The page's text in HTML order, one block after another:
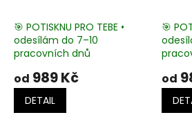
🎯 POTISKNU PRO TEBE •
odesílám do 7–10
pracovních dnů
od 989 Kč
DETAIL
🎯
od